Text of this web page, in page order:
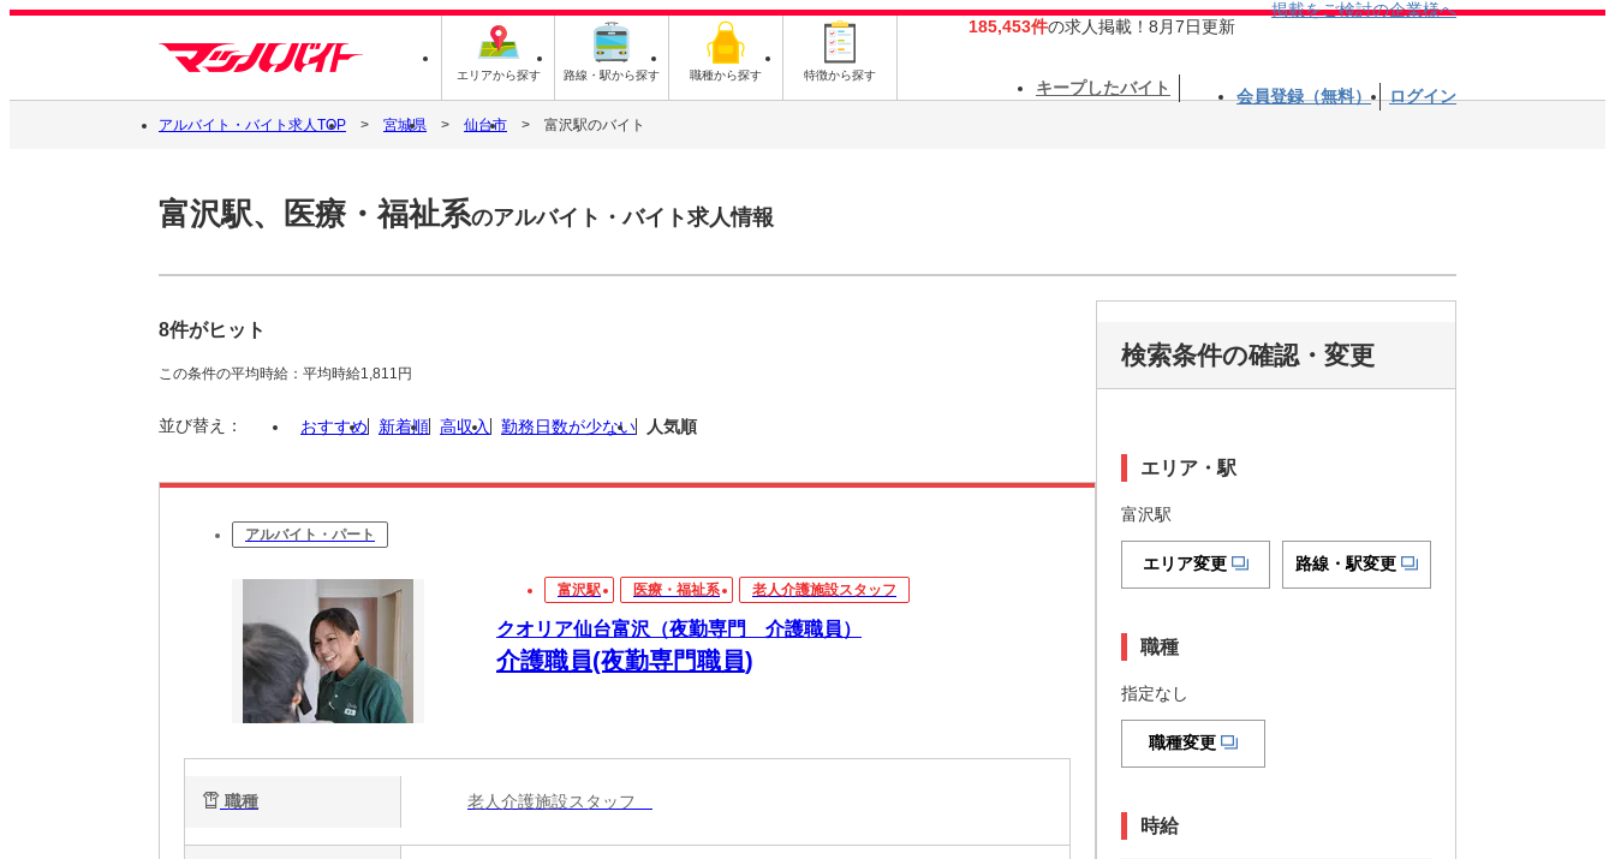
エリアから探す 路線・駅から探す 職種から探す 特徴から探す
185,453件の求人掲載！8月7日更新
掲載をご検討の企業様へ
キープしたバイト 会員登録（無料） ログイン
アルバイト・バイト求人TOP 宮城県 仙台市 富沢駅のバイト
富沢駅、医療・福祉系のアルバイト・バイト求人情報
8件がヒット
この条件の平均時給：平均時給1,811円
並び替え： おすすめ 新着順 高収入 勤務日数が少ない 人気順
アルバイト・パート
富沢駅 医療・福祉系 老人介護施設スタッフ
クオリア仙台富沢（夜勤専門 介護職員）
介護職員(夜勤専門職員)
職種 老人介護施設スタッフ
検索条件の確認・変更
エリア・駅
富沢駅
エリア変更 路線・駅変更
職種
指定なし
職種変更
時給